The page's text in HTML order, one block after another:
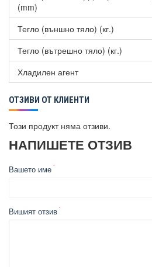
(mm)
Тегло (външно тяло) (кг.)
Тегло (вътрешно тяло) (кг.)
Хладилен агент
ОТЗИВИ ОТ КЛИЕНТИ
Този продукт няма отзиви.
НАПИШЕТЕ ОТЗИВ
Вашето име
Вишият отзив